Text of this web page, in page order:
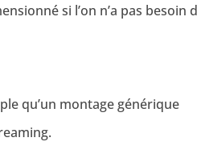
si l’on n’a pas besoin
qu’un montage générique